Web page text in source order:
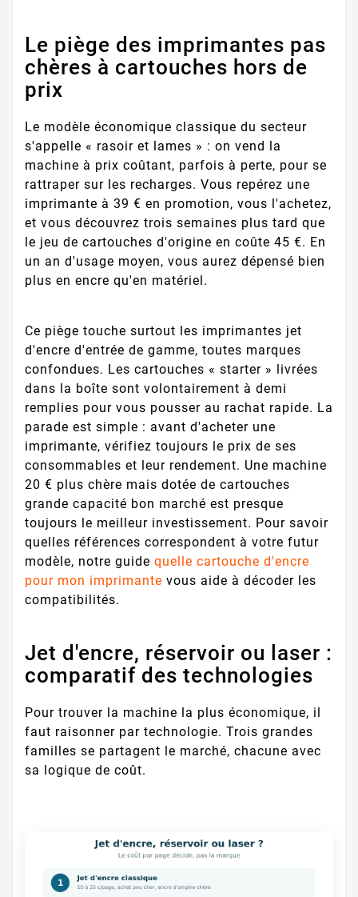
Le piège des imprimantes pas
chères à cartouches hors de
prix
Le modèle économique classique du secteur
s'appelle « rasoir et lames » : on vend la
machine à prix coûtant, parfois à perte, pour se
rattraper sur les recharges. Vous repérez une
imprimante à 39 € en promotion, vous l'achetez,
et vous découvrez trois semaines plus tard que
le jeu de cartouches d'origine en coûte 45 €. En
un an d'usage moyen, vous aurez dépensé bien
plus en encre qu'en matériel.
Ce piège touche surtout les imprimantes jet
d'encre d'entrée de gamme, toutes marques
confondues. Les cartouches « starter » livrées
dans la boîte sont volontairement à demi
remplies pour vous pousser au rachat rapide. La
parade est simple : avant d'acheter une
imprimante, vérifiez toujours le prix de ses
consommables et leur rendement. Une machine
20 € plus chère mais dotée de cartouches
grande capacité bon marché est presque
toujours le meilleur investissement. Pour savoir
quelles références correspondent à votre futur
modèle, notre guide quelle cartouche d'encre
pour mon imprimante vous aide à décoder les
compatibilités.
Jet d'encre, réservoir ou laser :
comparatif des technologies
Pour trouver la machine la plus économique, il
faut raisonner par technologie. Trois grandes
familles se partagent le marché, chacune avec
sa logique de coût.